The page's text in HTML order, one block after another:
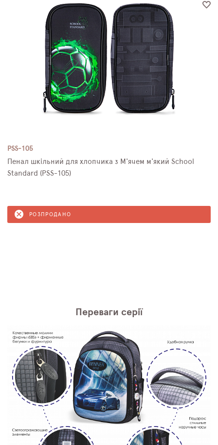
PSS-105
Пенал шкільний для хлопчика з М'ячем м'який School
Standard (PSS-105)
РОЗПРОДАНО
Переваги серії